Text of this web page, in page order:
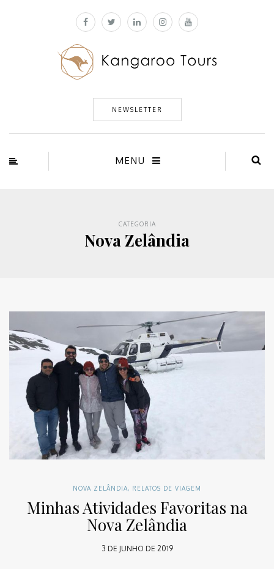
NEWSLETTER
MENU
CATEGORIA
Nova Zelândia
NOVA ZELÂNDIA, RELATOS DE VIAGEM
Minhas Atividades Favoritas na
Nova Zelândia
3 DE JUNHO DE 2019